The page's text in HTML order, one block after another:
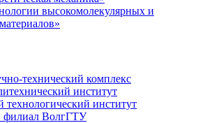
высокомолекулярных и
технический комплекс
институт
институт
филиал ВолгГТУ